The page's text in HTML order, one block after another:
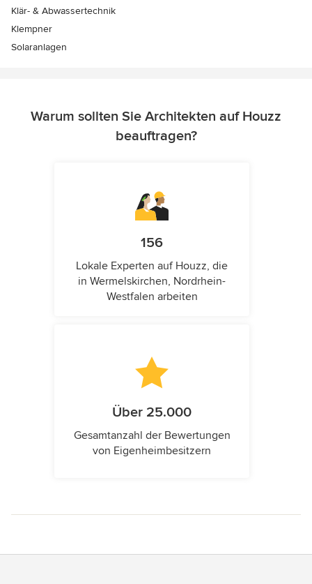
Klär- & Abwassertechnik
Klempner
Solaranlagen
Warum sollten Sie Architekten auf Houzz
beauftragen?
156
Lokale Experten auf Houzz, die
in Wermelskirchen, Nordrhein-
Westfalen arbeiten
Über 25.000
Gesamtanzahl der Bewertungen
von Eigenheimbesitzern